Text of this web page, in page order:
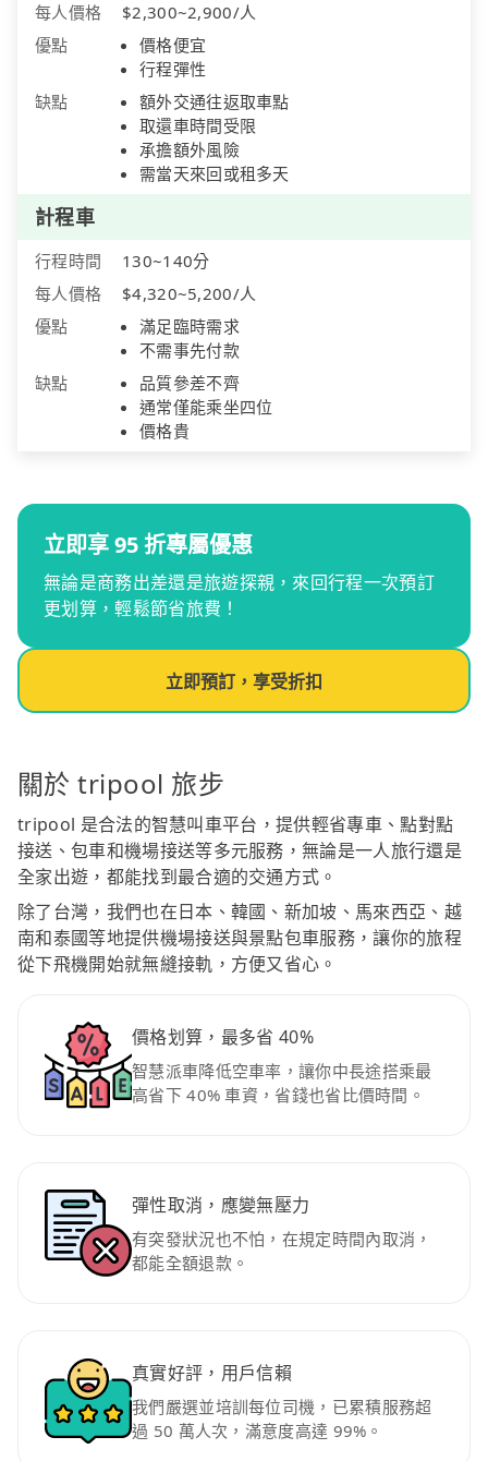
每人價格
$2,300~2,900/人
優點
價格便宜
行程彈性
缺點
額外交通往返取車點
取還車時間受限
承擔額外風險
需當天來回或租多天
計程車
行程時間
130~140分
每人價格
$4,320~5,200/人
優點
滿足臨時需求
不需事先付款
缺點
品質參差不齊
通常僅能乘坐四位
價格貴
立即享 95 折專屬優惠
無論是商務出差還是旅遊探親，來回行程一次預訂
更划算，輕鬆節省旅費！
立即預訂，享受折扣
關於 tripool 旅步
tripool 是合法的智慧叫車平台，提供輕省專車、點對點
接送、包車和機場接送等多元服務，無論是一人旅行還是
全家出遊，都能找到最合適的交通方式。
除了台灣，我們也在日本、韓國、新加坡、馬來西亞、越
南和泰國等地提供機場接送與景點包車服務，讓你的旅程
從下飛機開始就無縫接軌，方便又省心。
價格划算，最多省 40%
智慧派車降低空車率，讓你中長途搭乘最
高省下 40% 車資，省錢也省比價時間。
彈性取消，應變無壓力
有突發狀況也不怕，在規定時間內取消，
都能全額退款。
真實好評，用戶信賴
我們嚴選並培訓每位司機，已累積服務超
過 50 萬人次，滿意度高達 99%。